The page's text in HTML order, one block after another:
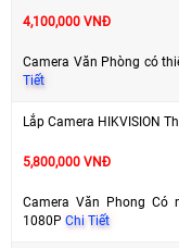
4,100,000 VNĐ
Camera Văn Phòng có
Tiết
Lắp Camera HIKVISION
5,800,000 VNĐ
Camera Văn Phong Có
1080P Chi Tiết